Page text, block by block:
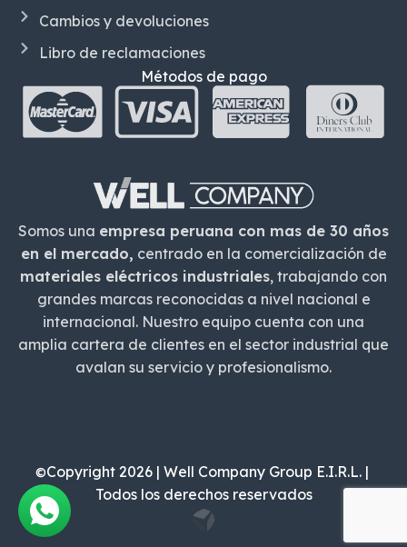
Cambios y devoluciones
Libro de reclamaciones
Métodos de pago
Somos una empresa peruana con mas de 30 años
en el mercado, centrado en la comercialización de
materiales eléctricos industriales, trabajando con
grandes marcas reconocidas a nivel nacional e
internacional. Nuestro equipo cuenta con una
amplia cartera de clientes en el sector industrial que
avalan su servicio y profesionalismo.
©Copyright 2026 | Well Company Group E.I.R.L. |
Todos los derechos reservados